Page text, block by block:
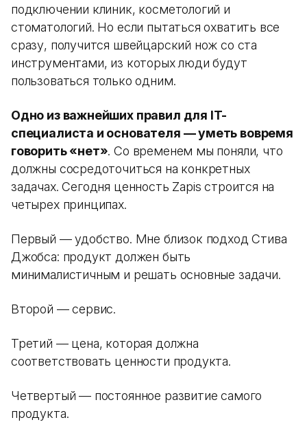
подключении клиник, косметологий и
стоматологий. Но если пытаться охватить все
сразу, получится швейцарский нож со ста
инструментами, из которых люди будут
пользоваться только одним.
Одно из важнейших правил для IT-
специалиста и основателя — уметь вовремя
говорить «нет». Со временем мы поняли, что
должны сосредоточиться на конкретных
задачах. Сегодня ценность Zapis строится на
четырех принципах.
Первый — удобство. Мне близок подход Стива
Джобса: продукт должен быть
минималистичным и решать основные задачи.
Второй — сервис.
Третий — цена, которая должна
соответствовать ценности продукта.
Четвертый — постоянное развитие самого
продукта.